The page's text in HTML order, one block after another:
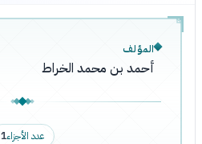
المؤلف
أحمد بن محمد الخراط
عدد الأجزاء1